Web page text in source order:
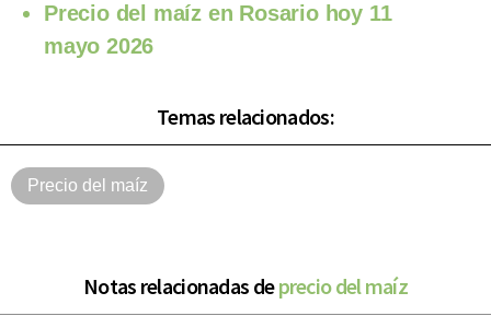
Precio del maíz en Rosario hoy 11
mayo 2026
Temas relacionados:
Precio del maíz
Notas relacionadas deprecio del maíz